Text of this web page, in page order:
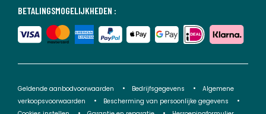
BETALINGSMOGELIJKHEDEN :
Geldende aanbodvoorwaarden Bedrijfsgegevens
Algemene
verkoopsvoorwaarden
Bescherming van persoonlijke gegevens